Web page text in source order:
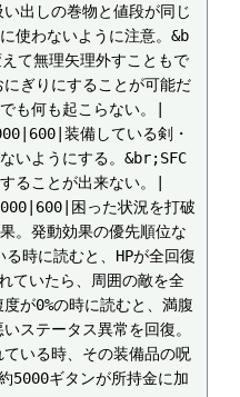
出しの巻物と値段が同じ
使わないように注意。&b
て無理矢理外すこともで
ぎりにすることが可能だ
も何も起こらない。|
装備している剣・
いようにする。&br;SFC
ることが出来ない。|
困った状況を打破
。発動効果の優先順位な
時に読むと、HPが全回復
ていたら、周囲の敵を全
が0%の時に読むと、満腹
ステータス異常を回復。
いる時、その装備品の呪
5000ギタンが所持金に加